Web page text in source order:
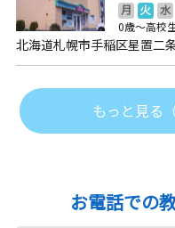
月 火 水
0歳～高校
北海道札幌市手稲区星置二
もっと見る
お電話での